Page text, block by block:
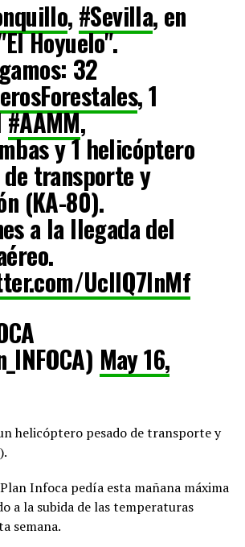
, #Sevilla, en
Hoyuelo".
32
, 1
#AAMM,
y 1 helicóptero
de transporte y
(KA-80).
a la llegada del
UcIIQ7lnMf
May 16,
helicóptero pesado de transporte y
Infoca pedía esta mañana máxima
a la subida de las temperaturas
semana.